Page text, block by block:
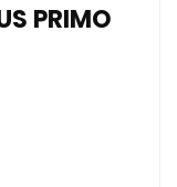
PRIMO